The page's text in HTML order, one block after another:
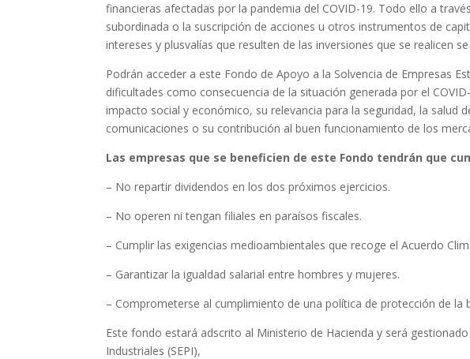
financieras afectadas por la pandemia del COVID-19. Todo ello a
subordinada o la suscripción de acciones u otros instrumentos de
intereses y plusvalías que resulten de las inversiones que se realicen
Podrán acceder a este Fondo de Apoyo a la Solvencia de Empresas
dificultades como consecuencia de la situación generada por el
impacto social y económico, su relevancia para la seguridad, la salud
comunicaciones o su contribución al buen funcionamiento de los
Las empresas que se beneficien de este Fondo tendrán que
– No repartir dividendos en los dos próximos ejercicios.
– No operen ni tengan filiales en paraísos fiscales.
– Cumplir las exigencias medioambientales que recoge el Acuerdo
– Garantizar la igualdad salarial entre hombres y mujeres.
– Comprometerse al cumplimiento de una política de protección de la
Este fondo estará adscrito al Ministerio de Hacienda y será
Industriales (SEPI),